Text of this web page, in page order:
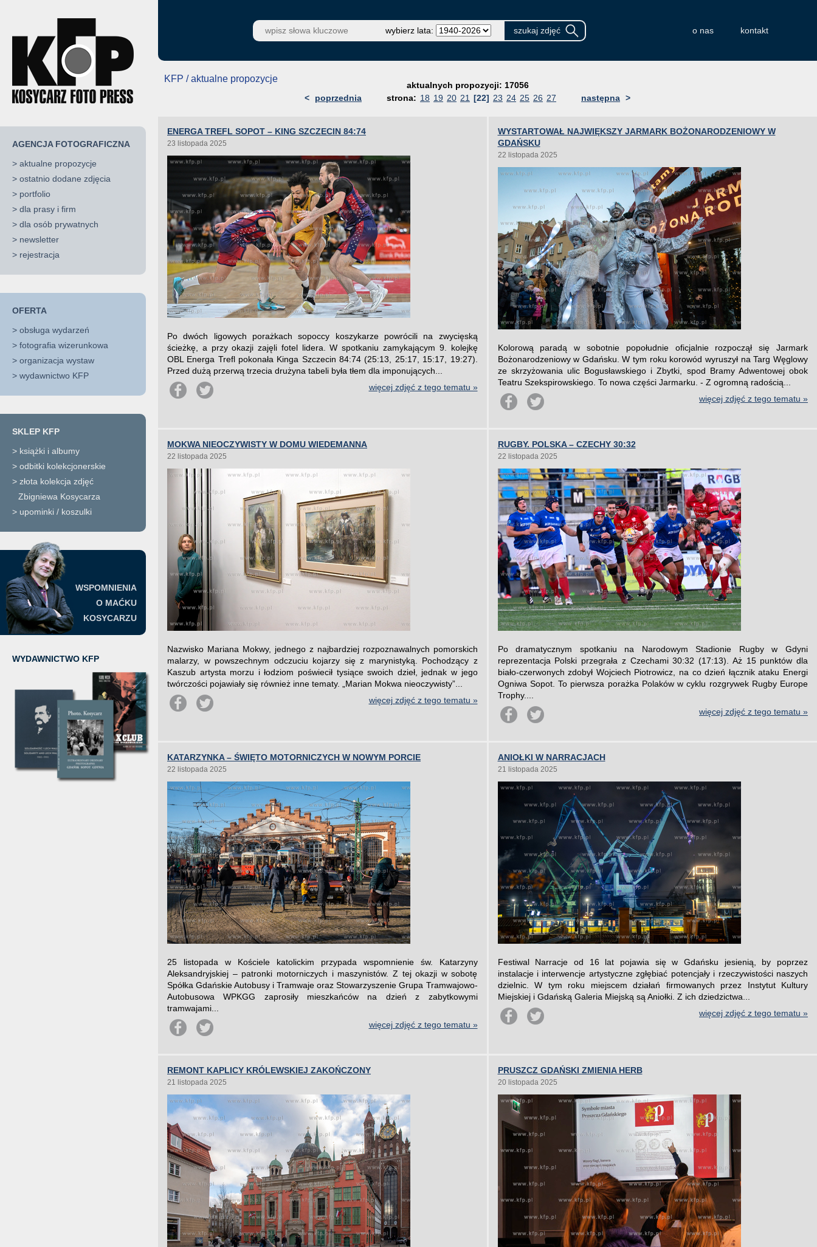
AGENCJA FOTOGRAFICZNA
> aktualne propozycje
> ostatnio dodane zdjęcia
> portfolio
> dla prasy i firm
> dla osób prywatnych
> newsletter
> rejestracja
OFERTA
> obsługa wydarzeń
> fotografia wizerunkowa
> organizacja wystaw
> wydawnictwo KFP
SKLEP KFP
> książki i albumy
> odbitki kolekcjonerskie
> złota kolekcja zdjęć
Zbigniewa Kosycarza
> upominki / koszulki
WSPOMNIENIA
O MAĆKU
KOSYCARZU
WYDAWNICTWO KFP
wybierz lata: o nas kontakt
KFP / aktualne propozycje
aktualnych propozycji: 17056
<
poprzednia strona: 18 19 20 21 [22] 23 24 25 26 27 następna >
ENERGA TREFL SOPOT – KING SZCZECIN 84:74
23 listopada 2025
Po dwóch ligowych porażkach sopoccy koszykarze powrócili na zwycięską
ścieżkę, a przy okazji zajęli fotel lidera. W spotkaniu zamykającym 9. kolejkę
OBL Energa Trefl pokonała Kinga Szczecin 84:74 (25:13, 25:17, 15:17, 19:27).
Przed dużą przerwą trzecia drużyna tabeli była tłem dla imponujących...
więcej zdjęć z tego tematu »
WYSTARTOWAŁ NAJWIĘKSZY JARMARK BOŻONARODZENIOWY W
GDAŃSKU
22 listopada 2025
Kolorową paradą w sobotnie popołudnie oficjalnie rozpoczął się Jarmark
Bożonarodzeniowy w Gdańsku. W tym roku korowód wyruszył na Targ Węglowy
ze skrzyżowania ulic Bogusławskiego i Zbytki, spod Bramy Adwentowej obok
Teatru Szekspirowskiego. To nowa części Jarmarku. - Z ogromną radością...
więcej zdjęć z tego tematu »
MOKWA NIEOCZYWISTY W DOMU WIEDEMANNA
22 listopada 2025
Nazwisko Mariana Mokwy, jednego z najbardziej rozpoznawalnych pomorskich
malarzy, w powszechnym odczuciu kojarzy się z marynistyką. Pochodzący z
Kaszub artysta morzu i łodziom poświecił tysiące swoich dzieł, jednak w jego
twórczości pojawiały się również inne tematy. „Marian Mokwa nieoczywisty”...
więcej zdjęć z tego tematu »
RUGBY. POLSKA – CZECHY 30:32
22 listopada 2025
Po dramatycznym spotkaniu na Narodowym Stadionie Rugby w Gdyni
reprezentacja Polski przegrała z Czechami 30:32 (17:13). Aż 15 punktów dla
biało-czerwonych zdobył Wojciech Piotrowicz, na co dzień łącznik ataku Energi
Ogniwa Sopot. To pierwsza porażka Polaków w cyklu rozgrywek Rugby Europe
Trophy....
więcej zdjęć z tego tematu »
KATARZYNKA – ŚWIĘTO MOTORNICZYCH W NOWYM PORCIE
22 listopada 2025
25 listopada w Kościele katolickim przypada wspomnienie św. Katarzyny
Aleksandryjskiej – patronki motorniczych i maszynistów. Z tej okazji w sobotę
Spółka Gdańskie Autobusy i Tramwaje oraz Stowarzyszenie Grupa Tramwajowo-
Autobusowa WPKGG zaprosiły mieszkańców na dzień z zabytkowymi
tramwajami...
więcej zdjęć z tego tematu »
ANIOŁKI W NARRACJACH
21 listopada 2025
Festiwal Narracje od 16 lat pojawia się w Gdańsku jesienią, by poprzez
instalacje i interwencje artystyczne zgłębiać potencjały i rzeczywistości naszych
dzielnic. W tym roku miejscem działań firmowanych przez Instytut Kultury
Miejskiej i Gdańską Galeria Miejską są Aniołki. Z ich dziedzictwa...
więcej zdjęć z tego tematu »
REMONT KAPLICY KRÓLEWSKIEJ ZAKOŃCZONY
21 listopada 2025
PRUSZCZ GDAŃSKI ZMIENIA HERB
20 listopada 2025